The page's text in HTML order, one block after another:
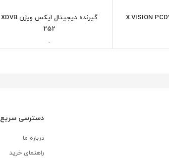
X.VISION
گیرنده دیجیتال ایکس ویژن XDVB
252
-
دسترسی سریع
درباره ما
راهنمای خرید